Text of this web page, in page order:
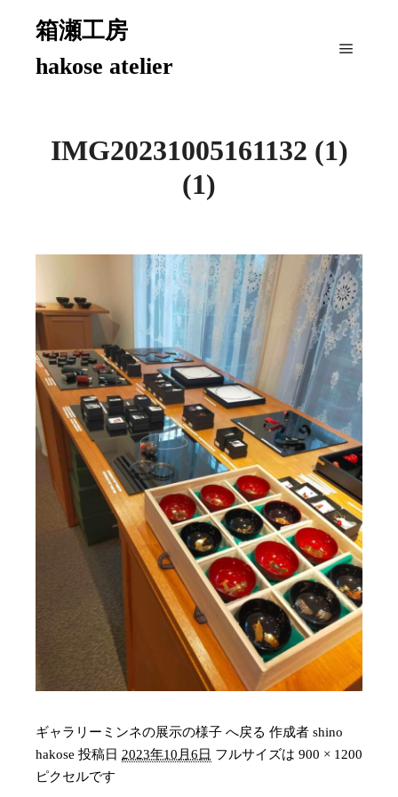
箱瀬工房
hakose atelier
IMG20231005161132 (1)
(1)
ギャラリーミンネの展示の様子 へ戻る 作成者 shino
hakose 投稿日 2023年10月6日 フルサイズは 900 × 1200
ピクセルです